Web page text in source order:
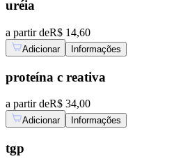
uréia
a partir deR$ 14,60
Adicionar Informações
proteína c reativa
a partir deR$ 34,00
Adicionar Informações
tgp